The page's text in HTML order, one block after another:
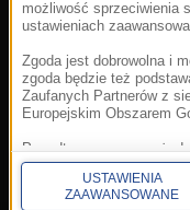
możliwość sprzeciwienia
ustawieniach
Zgoda jest dobrowolna i
zgoda będzie też
Zaufanych Partnerów z
Europejskim Obszarem
Ponadto masz prawo
ograniczenia
Prezesa Urzędu
znajdziesz informacje jak
USTAWIENIA
ZAAWANSOWANE